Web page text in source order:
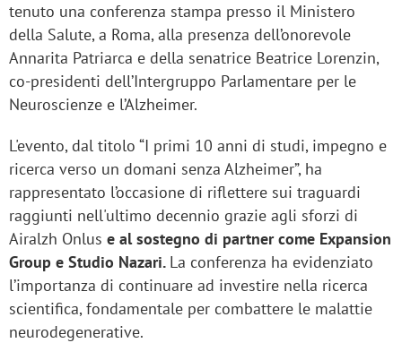
tenuto una conferenza stampa presso il Ministero
della Salute, a Roma, alla presenza dell’onorevole
Annarita Patriarca e della senatrice Beatrice Lorenzin,
co-presidenti dell’Intergruppo Parlamentare per le
Neuroscienze e l’Alzheimer.
L'evento, dal titolo “I primi 10 anni di studi, impegno e
ricerca verso un domani senza Alzheimer”, ha
rappresentato l’occasione di riflettere sui traguardi
raggiunti nell'ultimo decennio grazie agli sforzi di
Airalzh Onlus e al sostegno di partner come Expansion
Group e Studio Nazari. La conferenza ha evidenziato
l’importanza di continuare ad investire nella ricerca
scientifica, fondamentale per combattere le malattie
neurodegenerative.